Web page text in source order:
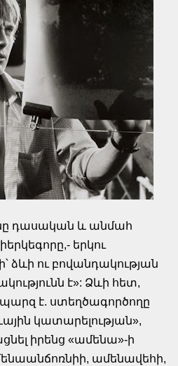
դասական և անմահ
երկու
ձևի ու բովանդակության
է»: Ձևի հետ,
է. ստեղծագործողը
կատարելության»,
իրենց «ամենա»-ի
ամենավեհի,